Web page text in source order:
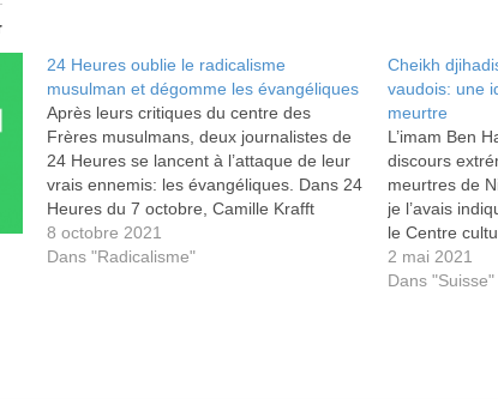
24 Heures oublie le radicalisme
musulman et dégomme les évangéliques
Après leurs critiques du centre des
Frères musulmans, deux journalistes de
24 Heures se lancent à l’attaque de leur
vrais ennemis: les évangéliques. Dans 24
Heures du 7 octobre, Camille Krafft
(image) et Chloé Banerjee-Din lancent un
assaut en règle contre les évangéliques.
8 octobre 2021
Dans "Radicalisme"
Cheikh
vaudois: une
meurtre
L’imam Ben
discours
meurtres de
je l’avais
le Centre
Lausanne
2018 l’imam
2 mai 2021
Dans "Suisse"